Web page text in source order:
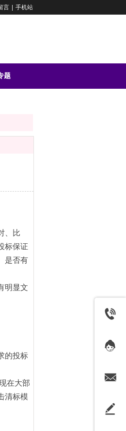
言 手机站
题
、比
标保证
是否有
明显文
的投标
在大部
清标模